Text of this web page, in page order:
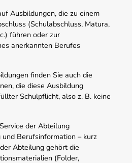
Ausbildungen, die zu einem
(Schulabschluss, Matura,
führen oder zur
anerkannten Berufes
finden Sie auch die
die diese Ausbildung
Schulpflicht, also z. B. keine
der Abteilung
Berufsinformation – kurz
Abteilung gehört die
(Folder,